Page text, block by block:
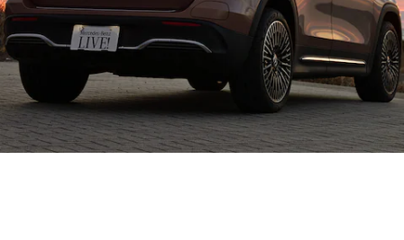
庫リクエス
ト
メンテナン
ス＆リペア
故障や事故
の際のサポ
ート